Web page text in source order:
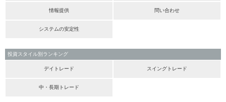
情報提供 問い合わせ
システムの安定性
投資スタイル別ランキング
デイトレード スイングトレード
中・長期トレード